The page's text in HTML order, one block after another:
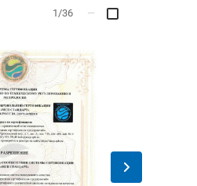
1/36 —